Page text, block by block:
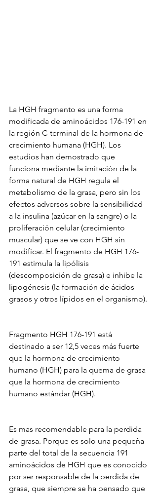
La HGH fragmento es una forma
modificada de aminoácidos 176-191 en
la región C-terminal de la hormona de
crecimiento humana (HGH). Los
estudios han demostrado que
funciona mediante la imitación de la
forma natural de HGH regula el
metabolismo de la grasa, pero sin los
efectos adversos sobre la sensibilidad
a la insulina (azúcar en la sangre) o la
proliferación celular (crecimiento
muscular) que se ve con HGH sin
modificar. El fragmento de HGH 176-
191 estimula la lipólisis
(descomposición de grasa) e inhibe la
lipogénesis (la formación de ácidos
grasos y otros lípidos en el organismo).
Fragmento HGH 176-191 está
destinado a ser 12,5 veces más fuerte
que la hormona de crecimiento
humano (HGH) para la quema de grasa
que la hormona de crecimiento
humano estándar (HGH).
Es mas recomendable para la perdida
de grasa. Porque es solo una pequeña
parte del total de la secuencia 191
aminoácidos de HGH que es conocido
por ser responsable de la perdida de
grasa, que siempre se ha pensado que